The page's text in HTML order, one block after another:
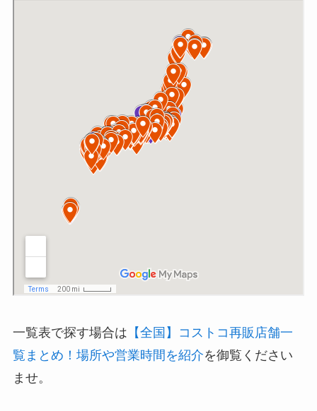
一覧表で探す場合は 【全国】コストコ再販店舗一
覧まとめ！場所や営業時間を紹介を御覧ください
ませ。